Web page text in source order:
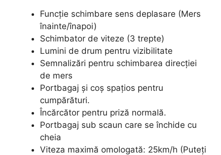
Funcție schimbare sens deplasare (Mers
înainte/înapoi)
Schimbator de viteze (3 trepte)
Lumini de drum pentru vizibilitate
Semnalizări pentru schimbarea direcției
de mers
Portbagaj și coș spațios pentru
cumpărături.
Încărcător pentru priză normală.
Portbagaj sub scaun care se închide cu
cheia
Viteza maximă omologată: 25km/h (Puteți